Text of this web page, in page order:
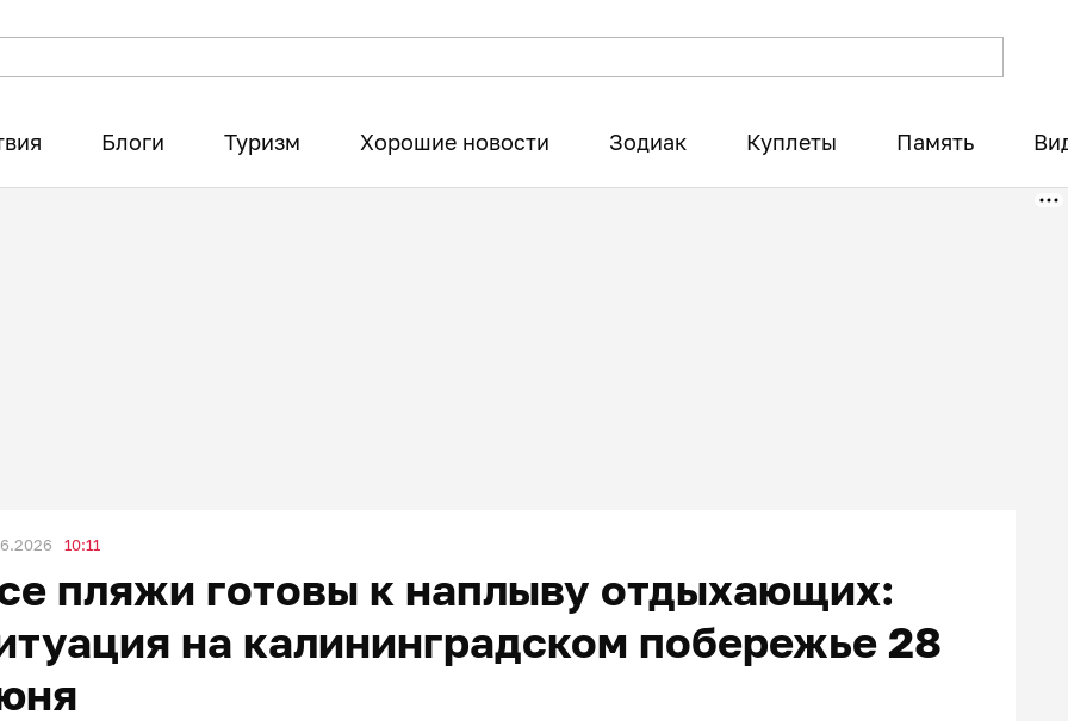
Блоги Туризм Хорошие новости Зодиак Куплеты Память
10:11
пляжи готовы к наплыву отдыхающих:
на калининградском побережье 28